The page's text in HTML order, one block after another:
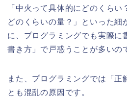
「中火って具体的にどのくらい
どのくらいの量？」といった細
に、プログラミングでも実際に
書き方」で戸惑うことが多いの
また、プログラミングでは「正
とも混乱の原因です。